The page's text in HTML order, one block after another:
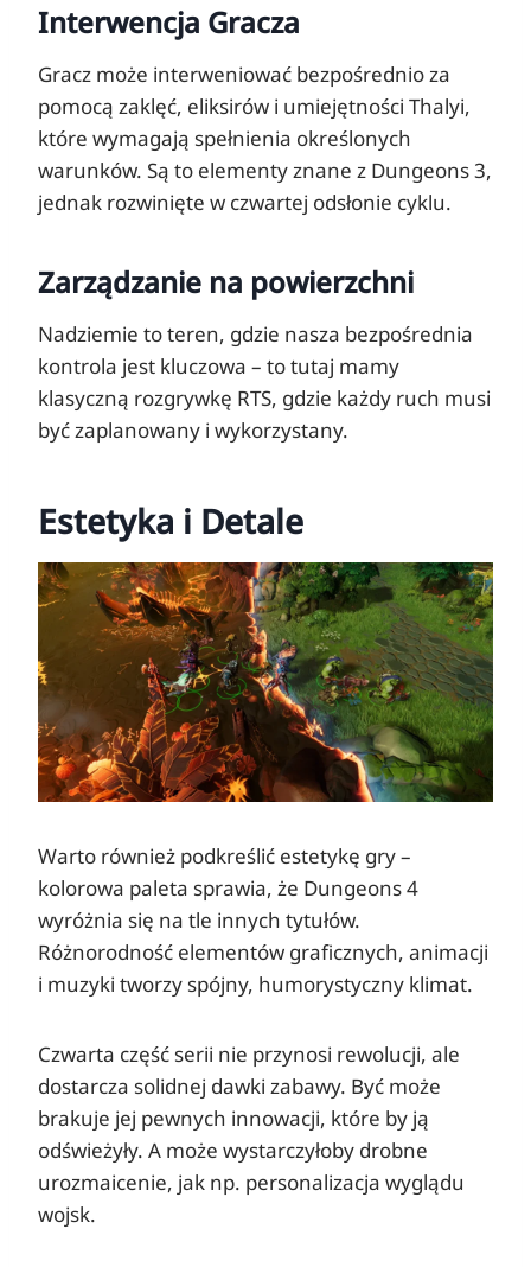
Interwencja Gracza
Gracz może interweniować bezpośrednio za
pomocą zaklęć, eliksirów i umiejętności Thalyi,
które wymagają spełnienia określonych
warunków. Są to elementy znane z Dungeons 3,
jednak rozwinięte w czwartej odsłonie cyklu.
Zarządzanie na powierzchni
Nadziemie to teren, gdzie nasza bezpośrednia
kontrola jest kluczowa – to tutaj mamy
klasyczną rozgrywkę RTS, gdzie każdy ruch musi
być zaplanowany i wykorzystany.
Estetyka i Detale
Warto również podkreślić estetykę gry –
kolorowa paleta sprawia, że Dungeons 4
wyróżnia się na tle innych tytułów.
Różnorodność elementów graficznych, animacji
i muzyki tworzy spójny, humorystyczny klimat.
Czwarta część serii nie przynosi rewolucji, ale
dostarcza solidnej dawki zabawy. Być może
brakuje jej pewnych innowacji, które by ją
odświeżyły. A może wystarczyłoby drobne
urozmaicenie, jak np. personalizacja wyglądu
wojsk.